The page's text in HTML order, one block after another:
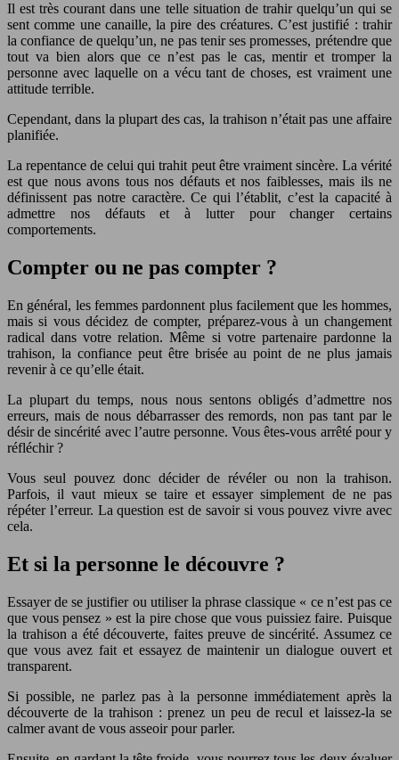
Il est très courant dans une telle situation de trahir quelqu’un qui se
sent comme une canaille, la pire des créatures. C’est justifié : trahir
la confiance de quelqu’un, ne pas tenir ses promesses, prétendre que
tout va bien alors que ce n’est pas le cas, mentir et tromper la
personne avec laquelle on a vécu tant de choses, est vraiment une
attitude terrible.
Cependant, dans la plupart des cas, la trahison n’était pas une affaire
planifiée.
La repentance de celui qui trahit peut être vraiment sincère. La vérité
est que nous avons tous nos défauts et nos faiblesses, mais ils ne
définissent pas notre caractère. Ce qui l’établit, c’est la capacité à
admettre nos défauts et à lutter pour changer certains
comportements.
Compter ou ne pas compter ?
En général, les femmes pardonnent plus facilement que les hommes,
mais si vous décidez de compter, préparez-vous à un changement
radical dans votre relation. Même si votre partenaire pardonne la
trahison, la confiance peut être brisée au point de ne plus jamais
revenir à ce qu’elle était.
La plupart du temps, nous nous sentons obligés d’admettre nos
erreurs, mais de nous débarrasser des remords, non pas tant par le
désir de sincérité avec l’autre personne. Vous êtes-vous arrêté pour y
réfléchir ?
Vous seul pouvez donc décider de révéler ou non la trahison.
Parfois, il vaut mieux se taire et essayer simplement de ne pas
répéter l’erreur. La question est de savoir si vous pouvez vivre avec
cela.
Et si la personne le découvre ?
Essayer de se justifier ou utiliser la phrase classique « ce n’est pas ce
que vous pensez » est la pire chose que vous puissiez faire. Puisque
la trahison a été découverte, faites preuve de sincérité. Assumez ce
que vous avez fait et essayez de maintenir un dialogue ouvert et
transparent.
Si possible, ne parlez pas à la personne immédiatement après la
découverte de la trahison : prenez un peu de recul et laissez-la se
calmer avant de vous asseoir pour parler.